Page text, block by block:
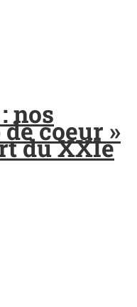
nos
coeur »
du XXIe